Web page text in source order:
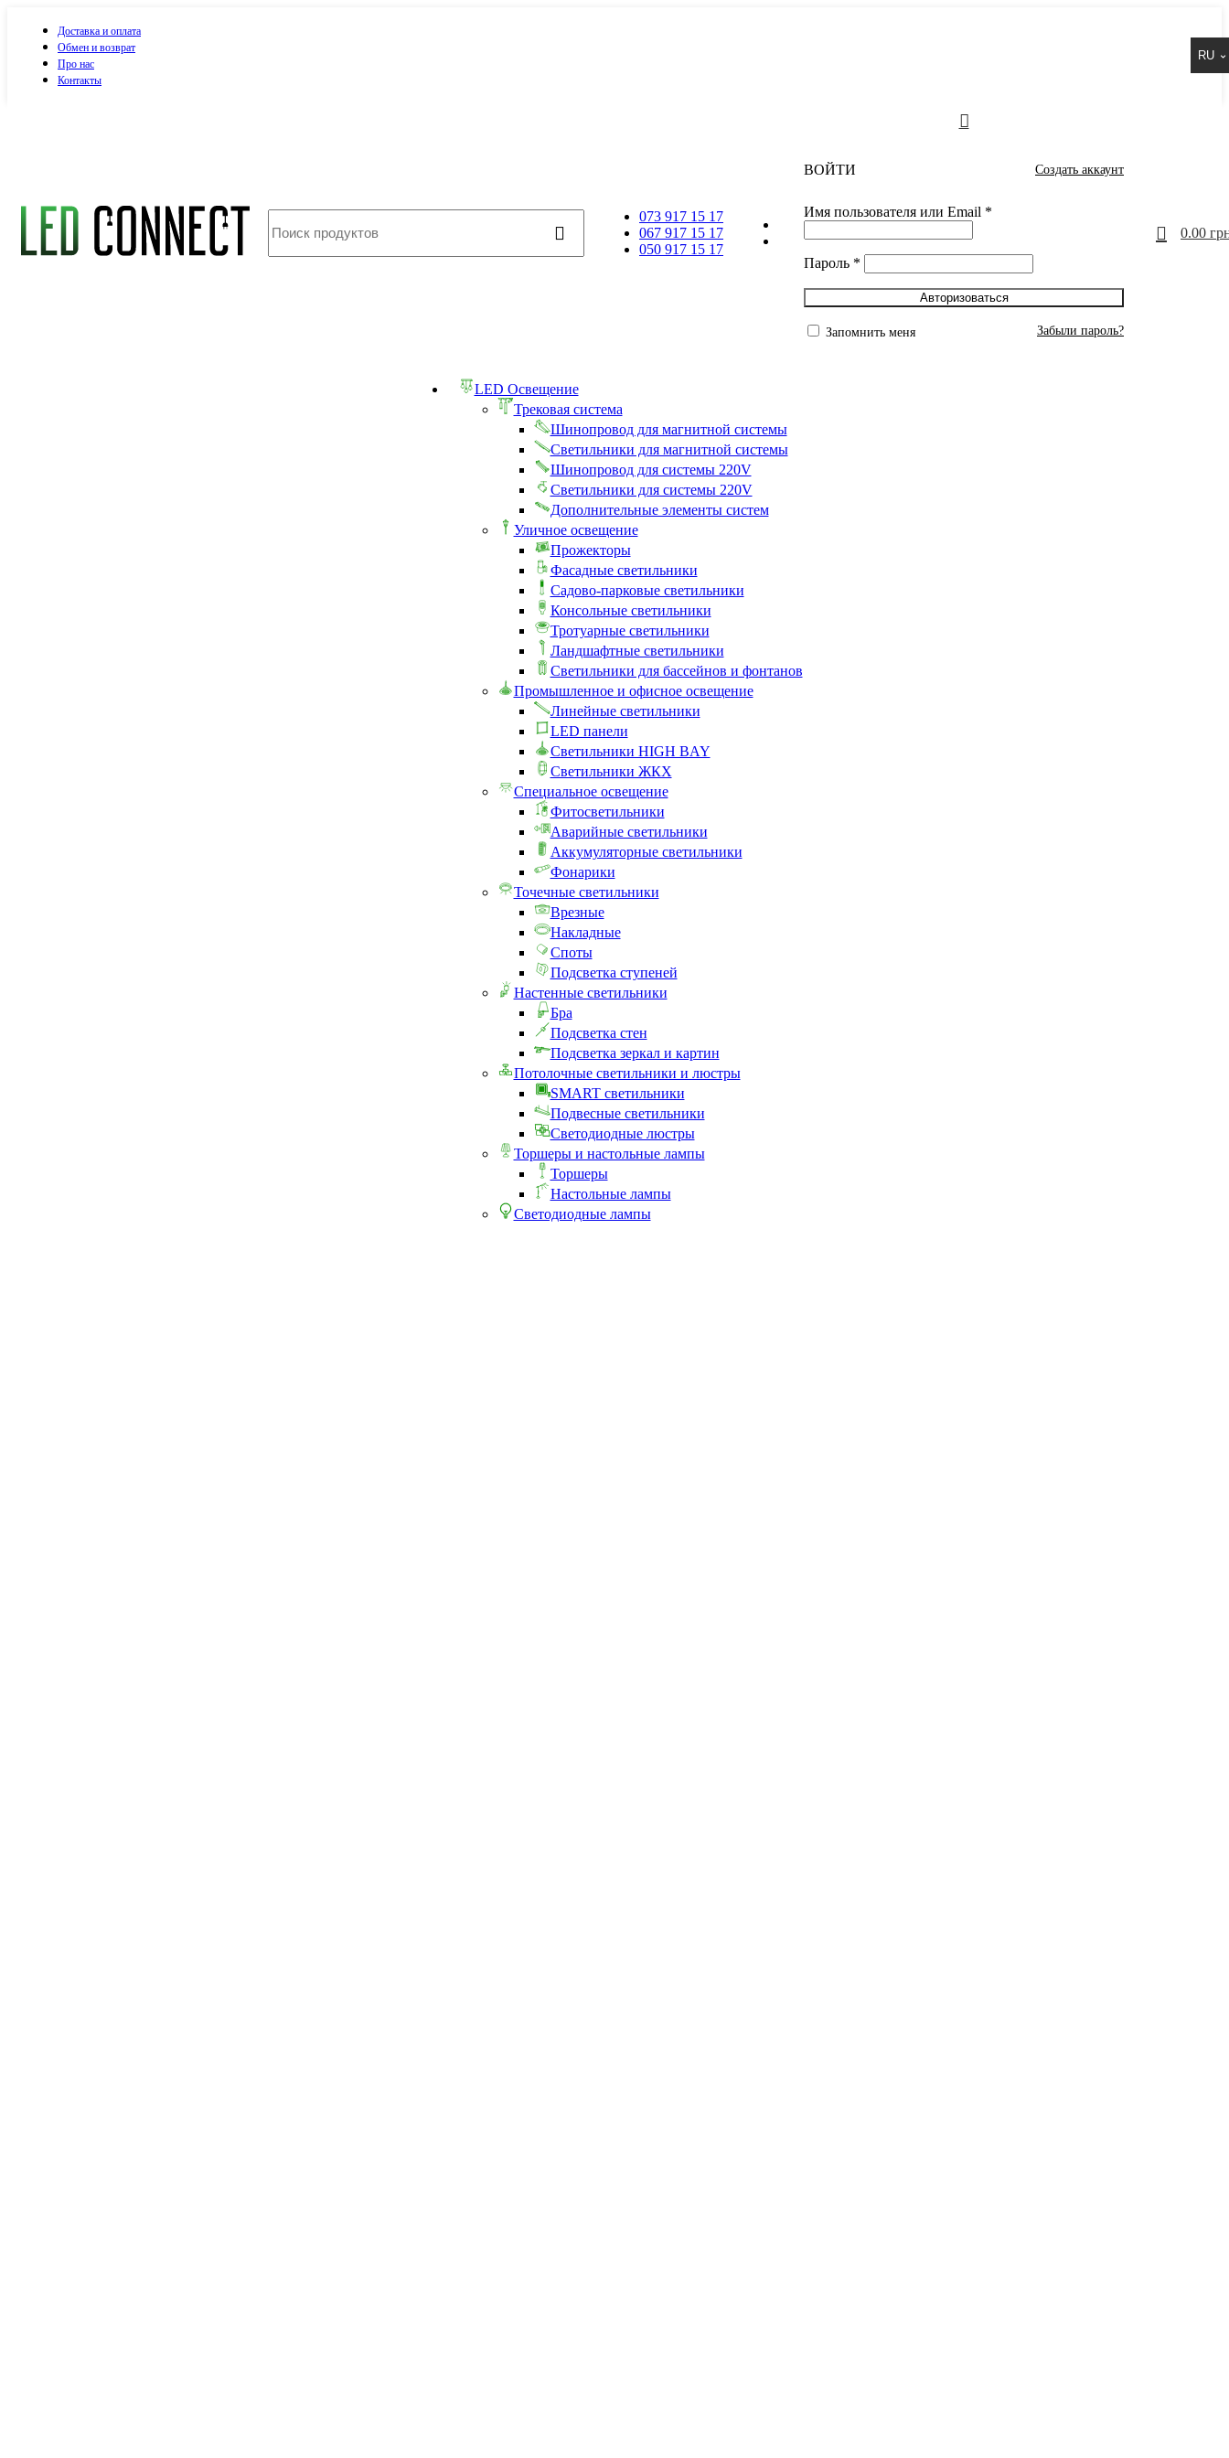
Доставка и оплата
Обмен и возврат
Про нас
Контакты
RU
073 917 15 17
067 917 15 17
050 917 15 17
ВОЙТИ Создать аккаунт
Имя пользователя или Email *
Пароль *
Авторизоваться
Забыли пароль?
Запомнить меня
0.00
LED Освещение
Трековая система
Шинопровод для магнитной системы
Светильники для магнитной системы
Шинопровод для системы 220V
Светильники для системы 220V
Дополнительные элементы систем
Уличное освещение
Прожекторы
Фасадные светильники
Садово-парковые светильники
Консольные светильники
Тротуарные светильники
Ландшафтные светильники
Светильники для бассейнов и фонтанов
Промышленное и офисное освещение
Линейные светильники
LED панели
Светильники HIGH BAY
Светильники ЖКХ
Специальное освещение
Фитосветильники
Аварийные светильники
Аккумуляторные светильники
Фонарики
Точечные светильники
Врезные
Накладные
Споты
Подсветка ступеней
Настенные светильники
Бра
Подсветка стен
Подсветка зеркал и картин
Потолочные светильники и люстры
SMART светильники
Подвесные светильники
Светодиодные люстры
Торшеры и настольные лампы
Торшеры
Настольные лампы
Светодиодные лампы